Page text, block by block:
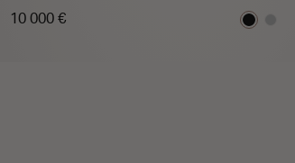
10 000 €